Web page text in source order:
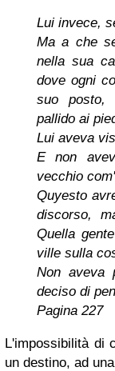
Lui invece,
Ma a che
nella sua
dove ogni
suo posto,
pallido ai
Lui aveva
E non
vecchio
Quyesto
discorso,
Quella
ville sulla
Non aveva
deciso di
Pagina 227
L'impossibilità di
un destino, ad